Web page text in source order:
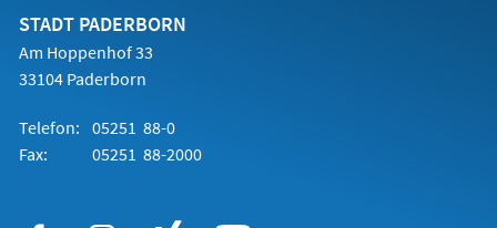
STADT PADERBORN
Am Hoppenhof 33
33104 Paderborn
Telefon: 05251 88-0
Fax:
05251 88-2000